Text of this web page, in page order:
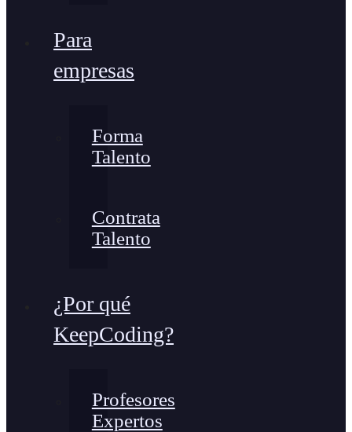
Para
empresas
Forma
Talento
Contrata
Talento
¿Por qué
KeepCoding?
Profesores
Expertos